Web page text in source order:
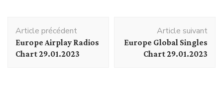
d'article
Article précédent
Europe Airplay Radios
Chart 29.01.2023
Article suivant
Europe Global Singles
Chart 29.01.2023